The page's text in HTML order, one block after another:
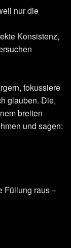
nur die
Konsistenz,
fokussiere
glauben. Die,
breiten
und sagen:
Füllung raus –